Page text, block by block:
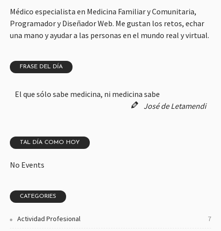
Médico especialista en Medicina Familiar y Comunitaria,
Programador y Diseñador Web. Me gustan los retos, echar
una mano y ayudar a las personas en el mundo real y virtual.
FRASE DEL DÍA
El que sólo sabe medicina, ni medicina sabe
José de Letamendi
TAL DÍA COMO HOY
No Events
CATEGORIES
Actividad Profesional 7